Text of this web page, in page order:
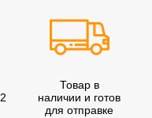
Товар в
наличии и готов
для отправке